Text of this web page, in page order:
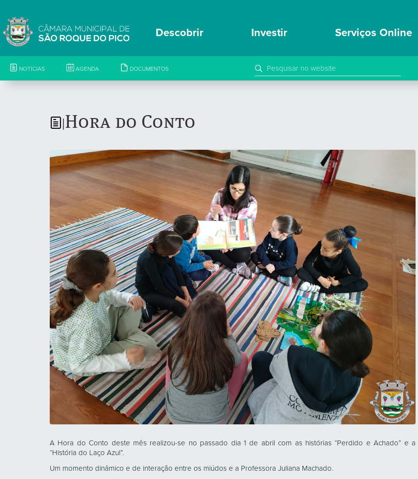
Descobrir Investir Serviços Online
NOTÍCIAS AGENDA DOCUMENTOS
Hora do Conto
A Hora do Conto deste mês realizou-se no passado dia 1 de abril com as histórias “Perdido e Achado” e a
“História do Laço Azul”.
Um momento dinâmico e de interação entre os miúdos e a Professora Juliana Machado.